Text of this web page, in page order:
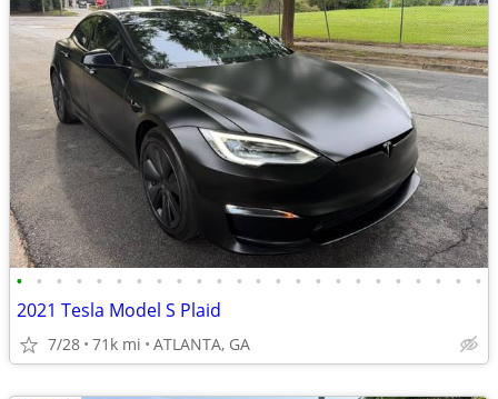
• • • • • • • • • • • • • • • • • • • • • • • •
2021 Tesla Model S Plaid
7/28 71k mi ATLANTA, GA